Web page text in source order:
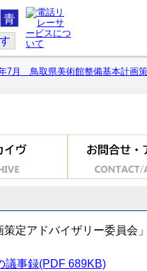
青
7月 鳥取県美術館整備基本計画
定アドバイザリー委員会
議事録(PDF 689KB)